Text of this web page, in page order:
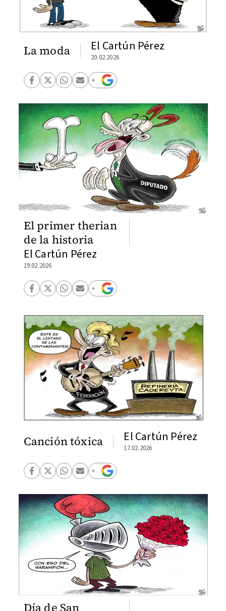
La moda El Cartún Pérez
20.02.2026
El primer therian
de la historia
El Cartún Pérez
19.02.2026
Canción tóxica El Cartún Pérez
17.02.2026
Día de San